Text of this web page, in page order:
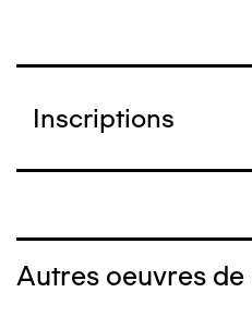
Inscriptions
Autres oeuvres